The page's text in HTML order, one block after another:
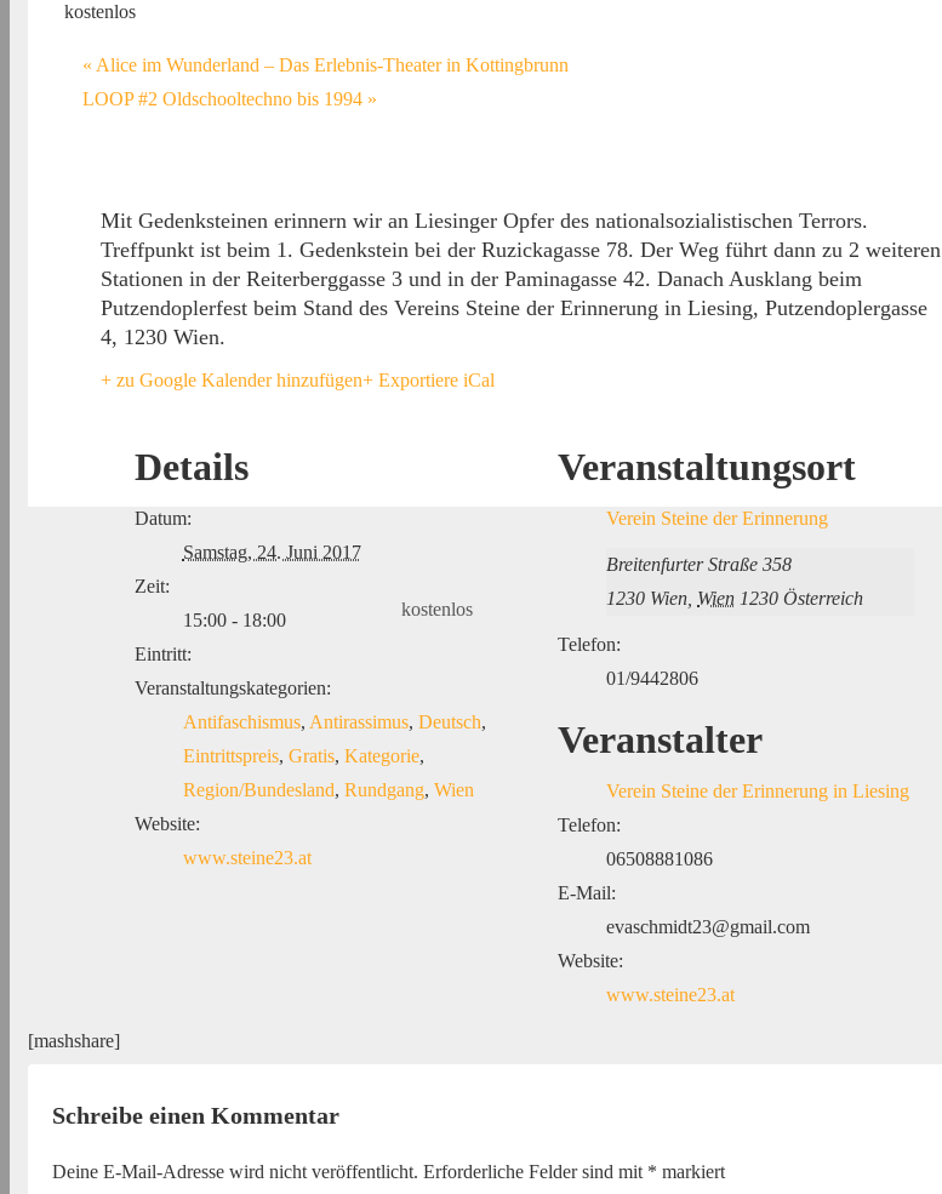
kostenlos
« Alice im Wunderland – Das Erlebnis-Theater in Kottingbrunn
LOOP #2 Oldschooltechno bis 1994 »
Mit Gedenksteinen erinnern wir an Liesinger Opfer des nationalsozialistischen Terrors.
Treffpunkt ist beim 1. Gedenkstein bei der Ruzickagasse 78. Der Weg führt dann zu 2 weiteren
Stationen in der Reiterberggasse 3 und in der Paminagasse 42. Danach Ausklang beim
Putzendoplerfest beim Stand des Vereins Steine der Erinnerung in Liesing, Putzendoplergasse
4, 1230 Wien.
+ zu Google Kalender hinzufügen+ Exportiere iCal
Details
Datum:
Samstag, 24. Juni 2017
Zeit:
15:00 - 18:00
Eintritt:
kostenlos
Veranstaltungskategorien:
Antifaschismus, Antirassimus, Deutsch,
Eintrittspreis, Gratis, Kategorie,
Region/Bundesland, Rundgang, Wien
Website:
www.steine23.at
Veranstaltungsort
Verein Steine der Erinnerung
Breitenfurter Straße 358
1230 Wien Wien 1230 Österreich
Telefon:
01/9442806
Veranstalter
Verein Steine der Erinnerung in Liesing
Telefon:
06508881086
E-Mail:
evaschmidt23@gmail.com
Website:
www.steine23.at
[mashshare]
Schreibe einen Kommentar
Deine E-Mail-Adresse wird nicht veröffentlicht. Erforderliche Felder sind mit * markiert